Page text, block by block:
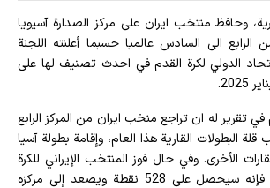
وحافظ منتخب ايران على مركز الصدارة آسيويا
الرابع الى السادس عالميا حسبما أعلنته اللجنة
الدولي لكرة القدم في احدث تصنيف لها على
تقرير له ان تراجع منخب ايران من المركز الرابع
البطولات القارية هذا العام، وإقامة بطولة آسيا
الأخرى. وفي حال فوز المنتخب الإيراني للكرة
الشاطئية ببطولة آسيا فإنه سيحصل على 528 نقطة ويصعد إلى مركزه